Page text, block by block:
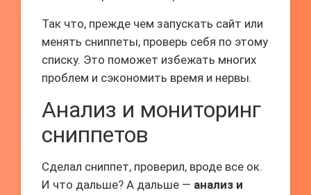
Так что, прежде чем запускать сайт или
менять сниппеты, проверь себя по этому
списку. Это поможет избежать многих
проблем и сэкономить время и нервы.
Анализ и мониторинг
сниппетов
Сделал сниппет, проверил, вроде все ок.
И что дальше? А дальше — анализ и